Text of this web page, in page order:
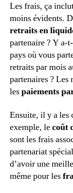
Les frais, ça
moins évidents.
retraits en
partenaire ? Y a-
pays où vous
retraits par mois
partenaires ? Les
lespaiements
Ensuite, il y a les
exemple, lecoût
sont les frais
partenariat
d’avoir une
même pour les